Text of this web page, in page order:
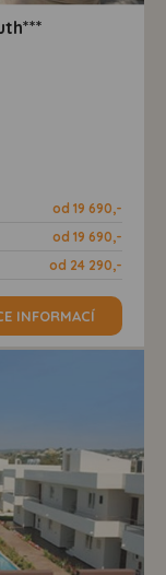
od 19 690,-
od 19 690,-
od 24 290,-
INFORMACÍ